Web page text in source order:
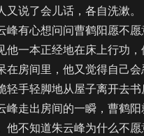
说了会儿话，各自洗漱。
有心想问问曹鹤阳愿不愿
他一本正经地在床上行功
在房间里，他又觉得自己
轻手轻脚地从屋子离开去书
走出房间的一瞬，曹鹤阳
他不知道朱云峰为什么不愿